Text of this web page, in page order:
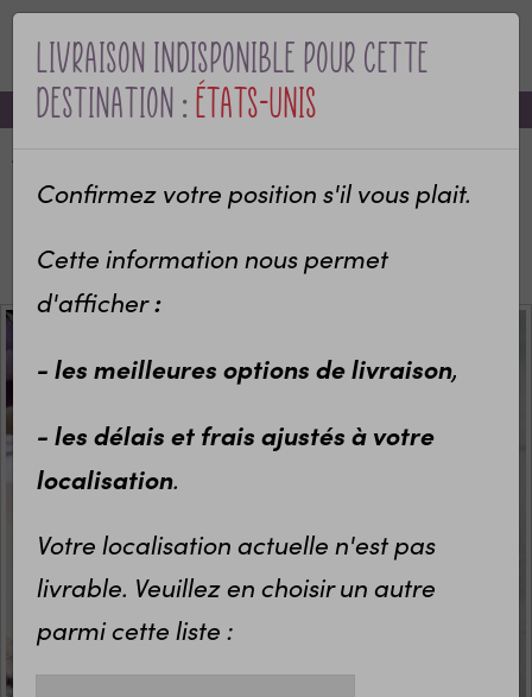
MENU
-10% sur votre première commande avec le code bienvenue
Livraison indisponible pour cette
destination :États-Unis
Confirmez votre position s'il vous plait.
Cette information nous permet
d'afficher:
- les meilleures options de livraison,
- les délais et frais ajustés à votre
localisation.
Votre localisation actuelle n'est pas
livrable. Veuillez en choisir un autre
parmi cette liste :
Pour compléter
Etiquettes en papier bois Merci
1,14 €
Verre à shot gravé
mariage
Pour les mariés
Bouton de manchettes personnalisés
pour Témoins